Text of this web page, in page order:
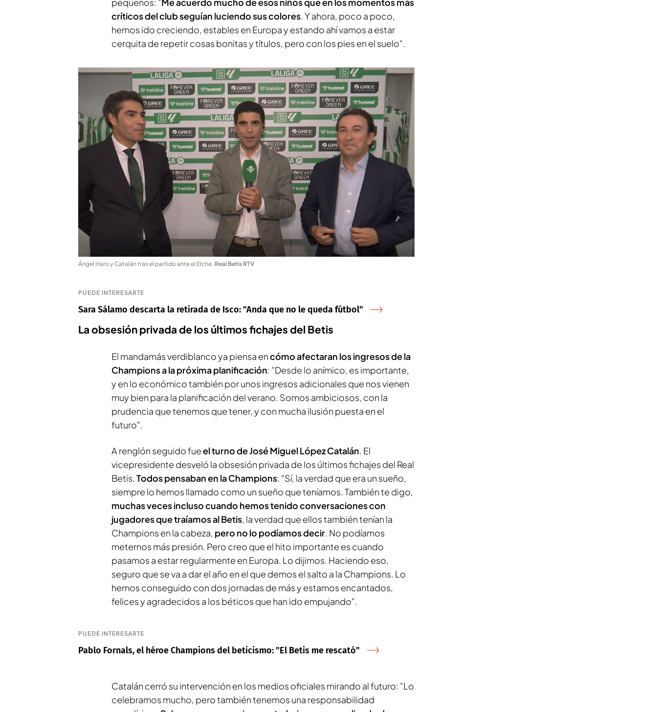
críticos del club seguían luciendo sus colores. Y ahora, poco a poco,
hemos ido creciendo, estables en Europa y estando ahí vamos a estar
cerquita de repetir cosas bonitas y títulos, pero con los pies en el suelo".
Ángel Haro y Catalán tras el partido ante el Elche. Real Betis RTV
PUEDE INTERESARTE
Sara Sálamo descarta la retirada de Isco: "Anda que no le queda fútbol"
La obsesión privada de los últimos fichajes del Betis
El mandamás verdiblanco ya piensa encómo afectaran los ingresos de la
Champions a la próxima planificación: "Desde lo anímico, es importante,
y en lo económico también por unos ingresos adicionales que nos vienen
muy bien para la planificación del verano. Somos ambiciosos, con la
prudencia que tenemos que tener, y con mucha ilusión puesta en el
futuro".
A renglón seguido fueel turno de José Miguel López Catalán. El
vicepresidente desveló la obsesión privada de los últimos fichajes del Real
Betis. Todos pensaban en la Champions: "Sí, la verdad que era un sueño,
siempre lo hemos llamado como un sueño que teníamos. También te digo,
muchas veces incluso cuando hemos tenido conversaciones con
jugadores que traíamos al Betis, la verdad que ellos también tenían la
Champions en la cabeza, pero no lo podíamos decir. No podíamos
meternos más presión. Pero creo que el hito importante es cuando
pasamos a estar regularmente en Europa. Lo dijimos. Haciendo eso,
seguro que se va a dar el año en el que demos el salto a la Champions. Lo
hemos conseguido con dos jornadas de más y estamos encantados,
felices y agradecidos a los béticos que han ido empujando".
PUEDE INTERESARTE
Pablo Fornals, el héroe Champions del beticismo: "El Betis me rescató"
Catalán cerró su intervención en los medios oficiales mirando al futuro: "Lo
celebramos mucho, pero también tenemos una responsabilidad